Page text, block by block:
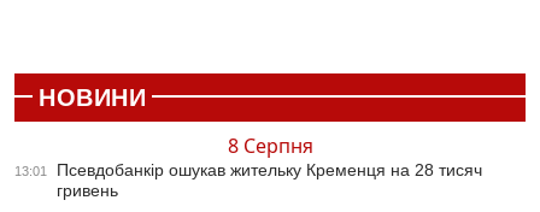
НОВИНИ
8 Серпня
13:01
Псевдобанкір ошукав жительку Кременця на 28 тисяч
гривень